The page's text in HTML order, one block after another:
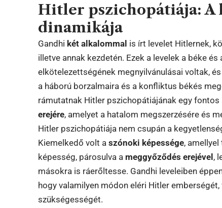
Hitler pszichopátiája: A
dinamikája
Gandhi két alkalommal is írt levelet Hitlernek,
illetve annak kezdetén. Ezek a levelek a béke
elkötelezettségének megnyilvánulásai voltak,
a háború borzalmaira és a konfliktus békés
rámutatnak Hitler pszichopátiájának egy
erejére, amelyet a hatalom megszerzésére és
Hitler pszichopátiája nem csupán a
Kiemelkedő volt aszónoki képessége,
képesség, párosulva a meggyőződés erejével ,
másokra is ráerőltesse. Gandhi leveleiben
hogy valamilyen módon eléri Hitler
szükségességét.